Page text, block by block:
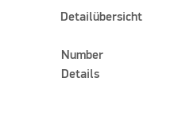
Detailübersicht
Number
Details